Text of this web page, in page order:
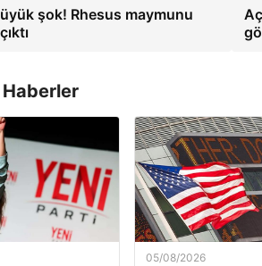
şok! Rhesus maymunu
05/08/2026